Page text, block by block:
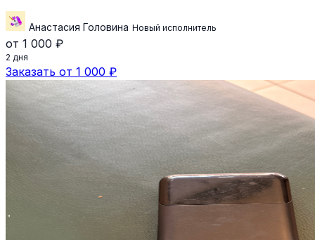
Анастасия Головина Новый исполнитель
от 1 000 ₽
2 дня
Заказать от 1 000 ₽